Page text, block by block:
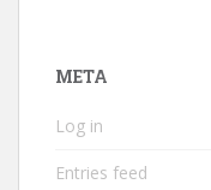
META
Log in
Entries feed